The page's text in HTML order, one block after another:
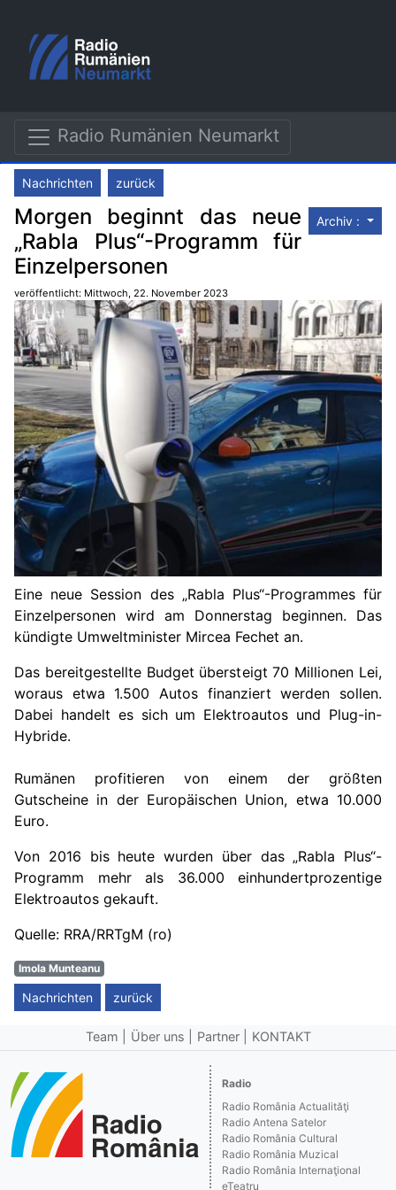
Radio Rumänien Neumarkt
Nachrichten zurück
Archiv :
Morgen beginnt das neue
„Rabla Plus“-Programm für
Einzelpersonen
veröffentlicht: Mittwoch, 22. November 2023
Eine neue Session des „Rabla Plus“-Programmes für
Einzelpersonen wird am Donnerstag beginnen. Das
kündigte Umweltminister Mircea Fechet an.
Das bereitgestellte Budget übersteigt 70 Millionen Lei,
woraus etwa 1.500 Autos finanziert werden sollen.
Dabei handelt es sich um Elektroautos und Plug-in-
Hybride.
Rumänen profitieren von einem der größten
Gutscheine in der Europäischen Union, etwa 10.000
Euro.
Von 2016 bis heute wurden über das „Rabla Plus“-
Programm mehr als 36.000 einhundertprozentige
Elektroautos gekauft.
Quelle: RRA/RRTgM (ro)
Imola Munteanu
Nachrichten zurück
Team Über uns Partner KONTAKT
Radio
Radio România Actualităţi
Radio Antena Satelor
Radio România Cultural
Radio România Muzical
Radio România Internaţional
eTeatru